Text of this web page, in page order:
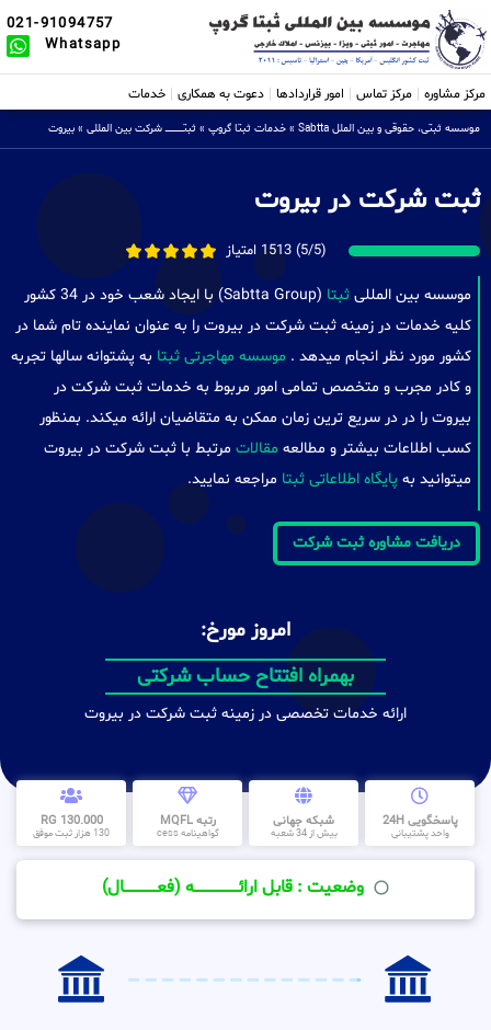
021-91094757
Whatsapp
مرکز مشاوره مرکز تماس امور قراردادها دعوت به همکاری خدمات
موسسه ثبتی، حقوقی و بین الملل Sabtta » خدمات ثبتا گروپ » ثبتــــــــــــــــ شرکت بین المللی » بیروت
ثبت شرکت در بیروت
(5/5) 1513 امتیاز
موسسه بین المللی ثبتا
(Sabtta Group) با ایجاد شعب خود در 34 کشور
کلیه خدمات در زمینه ثبت شرکت در بیروت را به عنوان نماینده تام شما در
کشور مورد نظر انجام میدهد . موسسه مهاجرتی ثبتا به پشتوانه سالها تجربه
و کادر مجرب و متخصص تمامی امور مربوط به خدمات ثبت شرکت در
بیروت را در در سریع ترین زمان ممکن به متقاضیان ارائه میکند. بمنظور
کسب اطلاعات بیشتر و مطالعه مقالات مرتبط با ثبت شرکت در بیروت
میتوانید به پایگاه اطلاعاتی ثبتا مراجعه نمایید.
دریافت مشاوره ثبت شرکت
امروز مورخ:
بهمراه افتتاح حساب شرکتی
ارائه خدمات تخصصی در زمینه ثبت شرکت در بیروت
پاسخگویی 24H
واحد پشتیبانی
شبکه جهانی
بیش از 34 شعبه
رتبه MQFL
گواهینامه cess
130.000 RG
130 هزار ثبت موفق
وضعیت : قابل ارائــــــــــــــــــــه (فعـــــــــــــــال)